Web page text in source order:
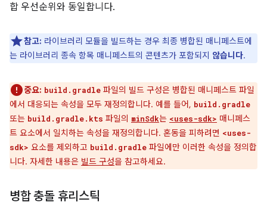
합 우선순위와 동일합니다.
참고: 라이브러리 모듈을 빌드하는 경우 최종 병합된 매니페스트에
는 라이브러리 종속 항목 매니페스트의 콘텐츠가 포함되지 않습니다.
중요: build.gradle 파일의 빌드 구성은 병합된 매니페스트 파일
에서 대응되는 속성을 모두 재정의합니다. 예를 들어, build.gradle
또는 build.gradle.kts 파일의 minSdk는 <uses-sdk> 매니페스
트 요소에서 일치하는 속성을 재정의합니다. 혼동을 피하려면 <uses-
sdk> 요소를 제외하고 build.gradle 파일에만 이러한 속성을 정의합
니다. 자세한 내용은 빌드 구성을 참고하세요.
병합 충돌 휴리스틱